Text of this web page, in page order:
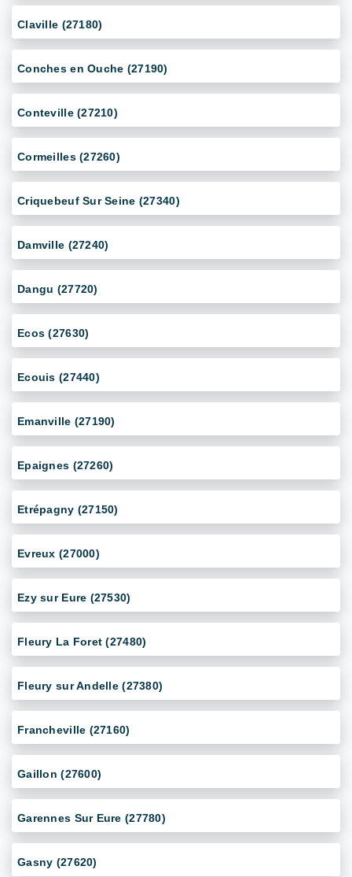
Claville (27180)
Conches en Ouche (27190)
Conteville (27210)
Cormeilles (27260)
Criquebeuf Sur Seine (27340)
Damville (27240)
Dangu (27720)
Ecos (27630)
Ecouis (27440)
Emanville (27190)
Epaignes (27260)
Etrépagny (27150)
Evreux (27000)
Ezy sur Eure (27530)
Fleury La Foret (27480)
Fleury sur Andelle (27380)
Francheville (27160)
Gaillon (27600)
Garennes Sur Eure (27780)
Gasny (27620)